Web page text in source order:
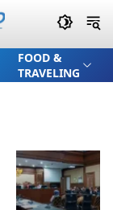
FOOD &
TRAVELING